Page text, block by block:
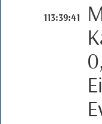
113:39:41